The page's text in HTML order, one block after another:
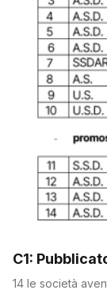
C1:
14 le società